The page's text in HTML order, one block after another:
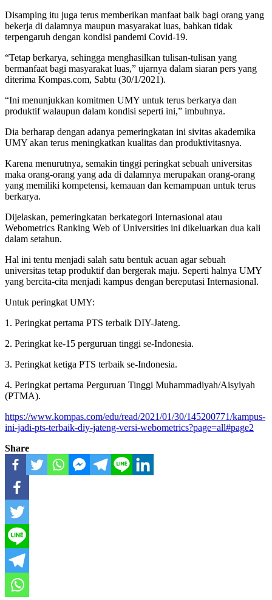
Disamping itu juga terus memberikan manfaat baik bagi orang yang
bekerja di dalamnya maupun masyarakat luas, bahkan tidak
terpengaruh dengan kondisi pandemi Covid-19.
“Tetap berkarya, sehingga menghasilkan tulisan-tulisan yang
bermanfaat bagi masyarakat luas,” ujarnya dalam siaran pers yang
diterima Kompas.com, Sabtu (30/1/2021).
“Ini menunjukkan komitmen UMY untuk terus berkarya dan
produktif walaupun dalam kondisi seperti ini,” imbuhnya.
Dia berharap dengan adanya pemeringkatan ini sivitas akademika
UMY akan terus meningkatkan kualitas dan produktivitasnya.
Karena menurutnya, semakin tinggi peringkat sebuah universitas
maka orang-orang yang ada di dalamnya merupakan orang-orang
yang memiliki kompetensi, kemauan dan kemampuan untuk terus
berkarya.
Dijelaskan, pemeringkatan berkategori Internasional atau
Webometrics Ranking Web of Universities ini dikeluarkan dua kali
dalam setahun.
Hal ini tentu menjadi salah satu bentuk acuan agar sebuah
universitas tetap produktif dan bergerak maju. Seperti halnya UMY
yang bercita-cita menjadi kampus dengan bereputasi Internasional.
Untuk peringkat UMY:
1. Peringkat pertama PTS terbaik DIY-Jateng.
2. Peringkat ke-15 perguruan tinggi se-Indonesia.
3. Peringkat ketiga PTS terbaik se-Indonesia.
4. Peringkat pertama Perguruan Tinggi Muhammadiyah/Aisyiyah
(PTMA).
https://www.kompas.com/edu/read/2021/01/30/145200771/kampus-
ini-jadi-pts-terbaik-diy-jateng-versi-webometrics?page=all#page2
Share